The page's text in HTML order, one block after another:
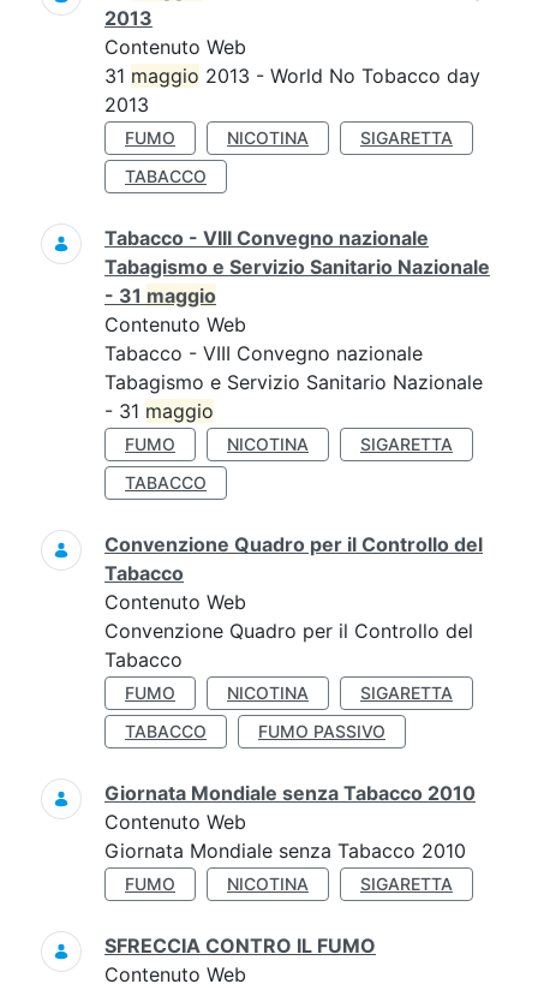
2013
Contenuto Web
31 maggio 2013 - World No Tobacco day
2013
FUMO NICOTINA
SIGARETTA
TABACCO
Tabacco - VIII Convegno nazionale
Tabagismo e Servizio Sanitario Nazionale
- 31 maggio
Contenuto Web
Tabacco - VIII Convegno nazionale
Tabagismo e Servizio Sanitario Nazionale
- 31 maggio
FUMO NICOTINA
SIGARETTA
TABACCO
Convenzione Quadro per il Controllo del
Tabacco
Contenuto Web
Convenzione Quadro per il Controllo del
Tabacco
FUMO NICOTINA
SIGARETTA
TABACCO
FUMO PASSIVO
Giornata Mondiale senza Tabacco 2010
Contenuto Web
Giornata Mondiale senza Tabacco 2010
FUMO NICOTINA SIGARETTA
SFRECCIA CONTRO IL FUMO
Contenuto Web